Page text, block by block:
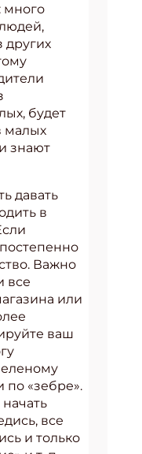
много
других
будет
малых
знают
давать
в
Важно
все
или
ваш
по «зебре».
все
и только